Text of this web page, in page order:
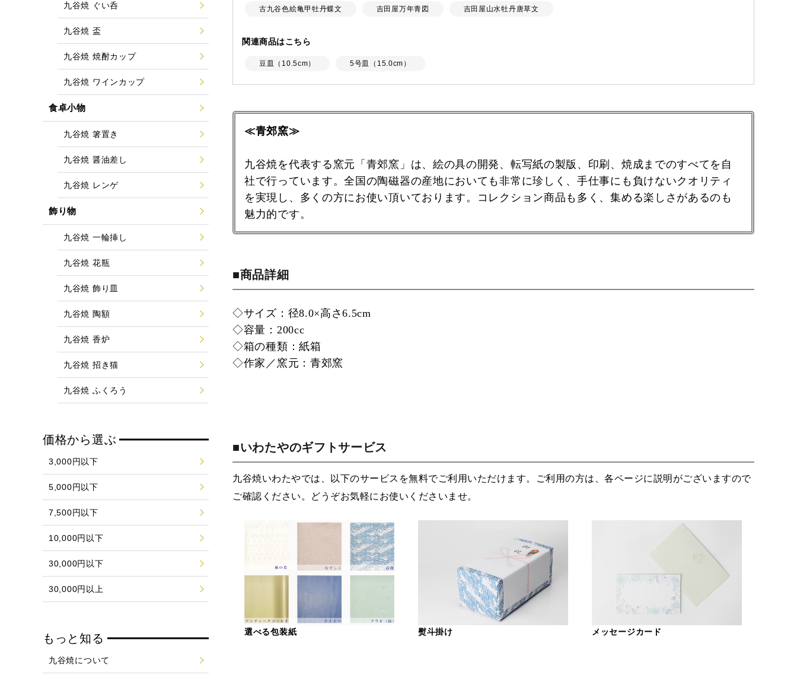
古九谷色絵亀甲牡丹蝶文 吉田屋万年青図 吉田屋山水牡丹唐草文
関連商品はこちら
豆皿（10.5cm） 5号皿（15.0cm）
≪青郊窯≫
九谷焼を代表する窯元「青郊窯」は、絵の具の開発、転写紙の製版、印刷、焼成までのすべてを自
社で行っています。全国の陶磁器の産地においても非常に珍しく、手仕事にも負けないクオリティ
を実現し、多くの方にお使い頂いております。コレクション商品も多く、集める楽しさがあるのも
魅力的です。
■商品詳細
◇サイズ：径8.0×高さ6.5cm
◇容量：200cc
◇箱の種類：紙箱
◇作家／窯元：青郊窯
■いわたやのギフトサービス
九谷焼いわたやでは、以下のサービスを無料でご利用いただけます。ご利用の方は、各ページに説明がございますので
ご確認ください。どうぞお気軽にお使いくださいませ。
選べる包装紙 熨斗掛け メッセージカード
九谷焼 ぐい呑
九谷焼 盃
九谷焼 焼酎カップ
九谷焼 ワインカップ
食卓小物
九谷焼 箸置き
九谷焼 醤油差し
九谷焼 レンゲ
飾り物
九谷焼 一輪挿し
九谷焼 花瓶
九谷焼 飾り皿
九谷焼 陶額
九谷焼 香炉
九谷焼 招き猫
九谷焼 ふくろう
価格から選ぶ
3,000円以下
5,000円以下
7,500円以下
10,000円以下
30,000円以下
30,000円以上
もっと知る
九谷焼について